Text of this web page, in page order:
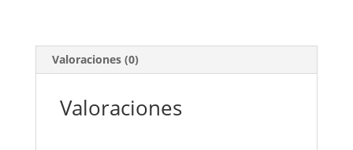
cantidad
Valoraciones (0)
Valoraciones